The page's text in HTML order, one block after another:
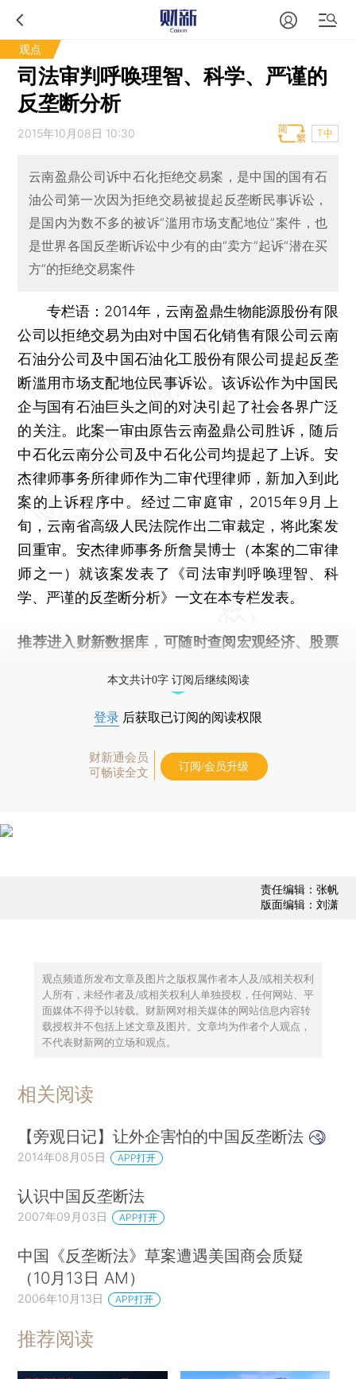
观点
司法审判呼唤理智、科学、严谨的
反垄断分析
2015年10月08日 10:30 T中
云南盈鼎公司诉中石化拒绝交易案，是中国的国有石
油公司第一次因为拒绝交易被提起反垄断民事诉讼，
是国内为数不多的被诉“滥用市场支配地位”案件，也
是世界各国反垄断诉讼中少有的由“卖方”起诉“潜在买
方”的拒绝交易案件
专栏语：2014年，云南盈鼎生物能源股份有限
公司以拒绝交易为由对中国石化销售有限公司云南
石油分公司及中国石油化工股份有限公司提起反垄
断滥用市场支配地位民事诉讼。该诉讼作为中国民
企与国有石油巨头之间的对决引起了社会各界广泛
的关注。此案一审由原告云南盈鼎公司胜诉，随后
中石化云南分公司及中石化公司均提起了上诉。安
杰律师事务所律师作为二审代理律师，新加入到此
案的上诉程序中。经过二审庭审，2015年9月上
旬，云南省高级人民法院作出二审裁定，将此案发
回重审。安杰律师事务所詹昊博士（本案的二审律
师之一）就该案发表了《司法审判呼唤理智、科
学、严谨的反垄断分析》一文在本专栏发表。
推荐进入 财新数据库 ，可随时查阅宏观经济、股票
本文共计0字 订阅后继续阅读
登录 后获取已订阅的阅读权限
财新通会员
可畅读全文
订阅/会员升级
责任编辑：张帆
版面编辑：刘潇
观点频道所发布文章及图片之版权属作者本人及/或相关权利
人所有，未经作者及/或相关权利人单独授权，任何网站、平
面媒体不得予以转载。财新网对相关媒体的网站信息内容转
载授权并不包括上述文章及图片。文章均为作者个人观点，
不代表财新网的立场和观点。
相关阅读
【旁观日记】让外企害怕的中国反垄断法
2014年08月05日 APP打开
认识中国反垄断法
2007年09月03日 APP打开
中国《反垄断法》草案遭遇美国商会质疑
（10月13日 AM）
2006年10月13日 APP打开
推荐阅读